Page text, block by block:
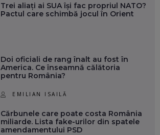
Trei aliați ai SUA își fac propriul NATO?
Pactul care schimbă jocul în Orient
Doi oficiali de rang înalt au fost în
America. Ce înseamnă călătoria
pentru România?
EMILIAN ISAILĂ
Cărbunele care poate costa România
miliarde. Lista fake-urilor din spatele
amendamentului PSD